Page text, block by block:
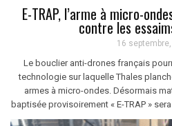
E-TRAP, l’arme à micro-
contre les
16
Le bouclier anti-drones français
technologie sur laquelle Thales
armes à micro-ondes. Désormais
baptisée provisoirement « E-TRAP »